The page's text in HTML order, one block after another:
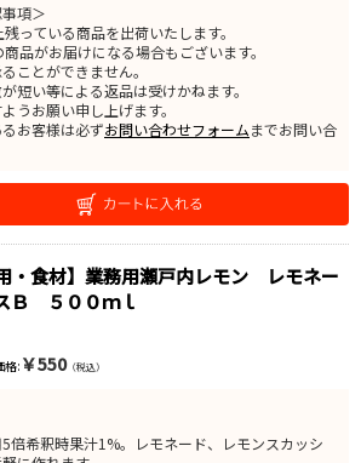
項＞
っている商品を出荷いたします。
品がお届けになる場合もございます。
ことができません。
い等による返品は受けかねます。
うお願い申し上げます。
お客様は必ずお問い合わせフォームまでお問い合
用・食材】業務用瀬戸内レモン レモネー
Ｂ ５００ｍｌ
格 : ￥550（税込）
倍希釈時果汁1%。レモネード、レモンスカッシ